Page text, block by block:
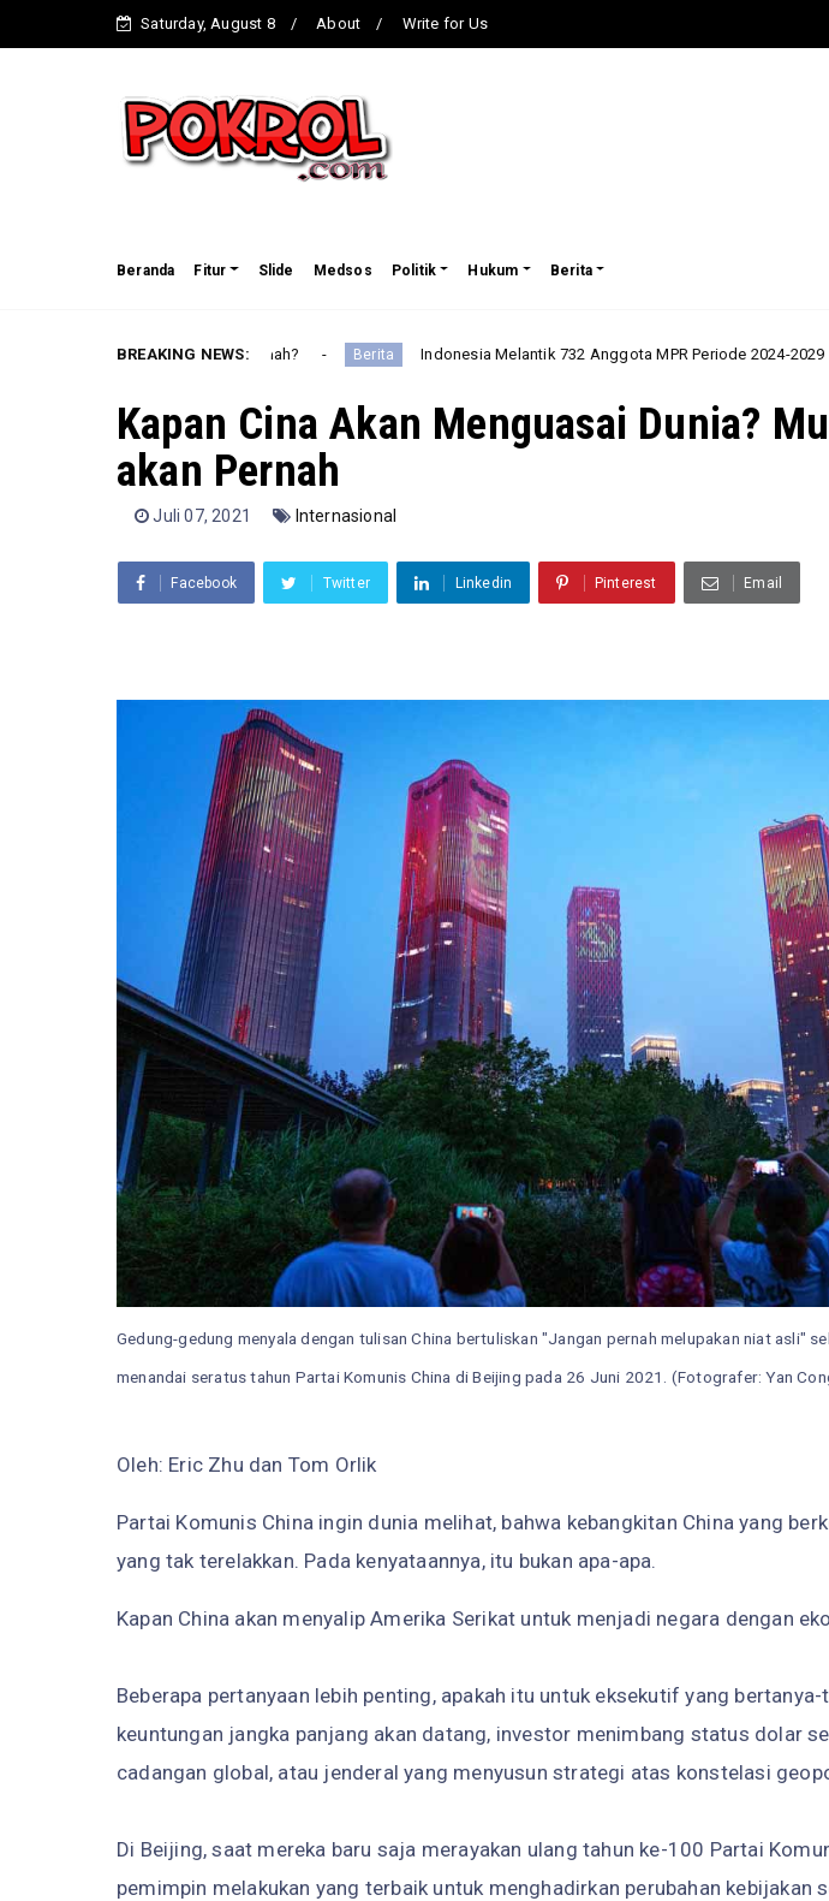
Saturday, August 8 About Write for Us
Beranda Fitur Slide Medsos Politik Hukum Berita
BREAKING NEWS:
Daerah yang Amanah? Berita Indonesia Melantik 732 Anggota MPR Periode 2024-2029 Berita
Kapan Cina Akan Menguasai Dunia?
akan Pernah
Juli 07, 2021 Internasional
Facebook Twitter Linkedin Pinterest Email
Gedung-gedung menyala dengan tulisan China bertuliskan "Jangan pernah melupakan niat asli"
menandai seratus tahun Partai Komunis China di Beijing pada 26 Juni 2021. (Fotografer: Yan
Oleh: Eric Zhu dan Tom Orlik
Partai Komunis China ingin dunia melihat, bahwa kebangkitan China yang
yang tak terelakkan. Pada kenyataannya, itu bukan apa-apa.
Kapan China akan menyalip Amerika Serikat untuk menjadi negara dengan
Beberapa pertanyaan lebih penting, apakah itu untuk eksekutif yang
keuntungan jangka panjang akan datang, investor menimbang status dolar
cadangan global, atau jenderal yang menyusun strategi atas konstelasi
Di Beijing, saat mereka baru saja merayakan ulang tahun ke-100 Partai
pemimpin melakukan yang terbaik untuk menghadirkan perubahan kebijakan